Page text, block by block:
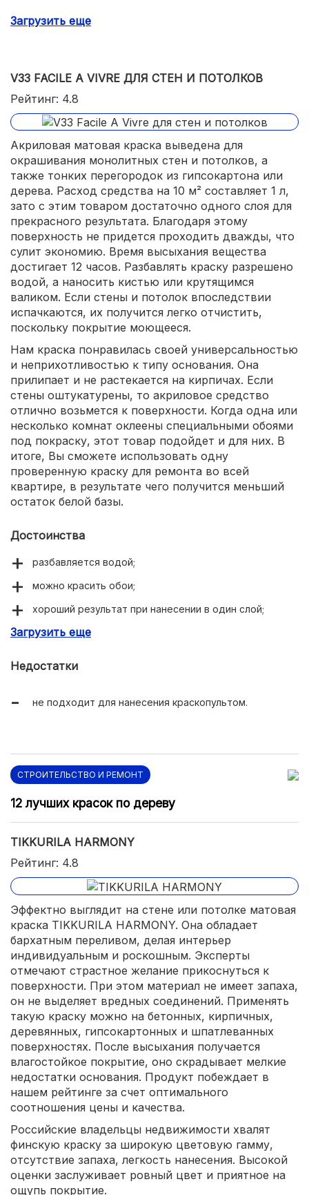
Загрузить еще
V33 FACILE A VIVRE ДЛЯ СТЕН И ПОТОЛКОВ
Рейтинг: 4.8
Акриловая матовая краска выведена для
окрашивания монолитных стен и потолков, а
также тонких перегородок из гипсокартона или
дерева. Расход средства на 10 м² составляет 1 л,
зато с этим товаром достаточно одного слоя для
прекрасного результата. Благодаря этому
поверхность не придется проходить дважды, что
сулит экономию. Время высыхания вещества
достигает 12 часов. Разбавлять краску разрешено
водой, а наносить кистью или крутящимся
валиком. Если стены и потолок впоследствии
испачкаются, их получится легко отчистить,
поскольку покрытие моющееся.
Нам краска понравилась своей универсальностью
и неприхотливостью к типу основания. Она
прилипает и не растекается на кирпичах. Если
стены оштукатурены, то акриловое средство
отлично возьмется к поверхности. Когда одна или
несколько комнат оклеены специальными обоями
под покраску, этот товар подойдет и для них. В
итоге, Вы сможете использовать одну
проверенную краску для ремонта во всей
квартире, в результате чего получится меньший
остаток белой базы.
Достоинства
разбавляется водой;
можно красить обои;
хороший результат при нанесении в один слой;
впоследствии можно мыть.
Загрузить еще
Недостатки
не подходит для нанесения краскопультом.
СТРОИТЕЛЬСТВО И РЕМОНТ
12 лучших красок по дереву
TIKKURILA HARMONY
Рейтинг: 4.8
Эффектно выглядит на стене или потолке матовая
краска TIKKURILA HARMONY. Она обладает
бархатным переливом, делая интерьер
индивидуальным и роскошным. Эксперты
отмечают страстное желание прикоснуться к
поверхности. При этом материал не имеет запаха,
он не выделяет вредных соединений. Применять
такую краску можно на бетонных, кирпичных,
деревянных, гипсокартонных и шпатлеванных
поверхностях. После высыхания получается
влагостойкое покрытие, оно скрадывает мелкие
недостатки основания. Продукт побеждает в
нашем рейтинге за счет оптимального
соотношения цены и качества.
Российские владельцы недвижимости хвалят
финскую краску за широкую цветовую гамму,
отсутствие запаха, легкость нанесения. Высокой
оценки заслуживает ровный цвет и приятное на
ощупь покрытие.